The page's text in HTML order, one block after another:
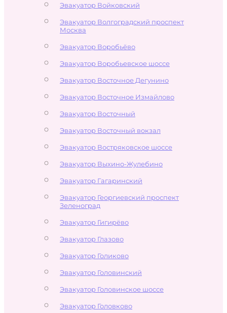
Эвакуатор Войковский
Эвакуатор Волгоградский проспект
Москва
Эвакуатор Воробьёво
Эвакуатор Воробьевское шоссе
Эвакуатор Восточное Дегунино
Эвакуатор Восточное Измайлово
Эвакуатор Восточный
Эвакуатор Восточный вокзал
Эвакуатор Востряковское шоссе
Эвакуатор Выхино-Жулебино
Эвакуатор Гагаринский
Эвакуатор Георгиевский проспект
Зеленоград
Эвакуатор Гигирёво
Эвакуатор Глазово
Эвакуатор Голиково
Эвакуатор Головинский
Эвакуатор Головинское шоссе
Эвакуатор Головково